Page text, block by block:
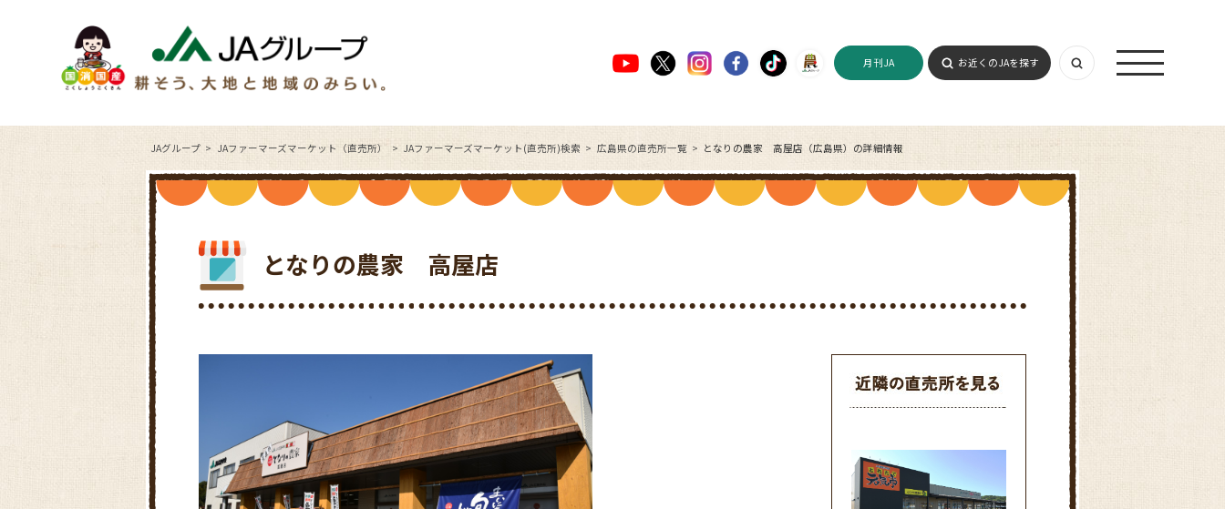
月刊JA お近くのJAを探す
JAグループ JAファーマーズマーケット（直売所） JAファーマーズマーケット(直売所)検索 広島県の直売所一覧 となりの農家 高屋店（広島県）の詳細情報
となりの農家 高屋店